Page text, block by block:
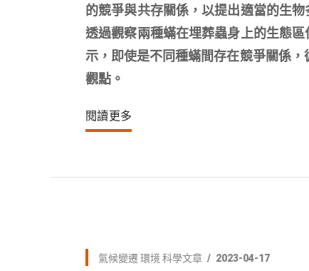
的競爭與共存關係，以提出適當的生
透過觀察兩種蟎在埋葬蟲身上的生態
示，即使是不同種蟎間存在競爭關係
觀點。
閱讀更多
氣候變遷 環境 科學文章 2023-04-17